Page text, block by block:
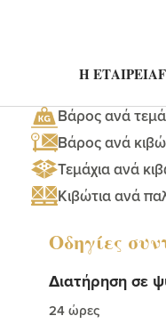
Η ΕΤΑΙΡΕΙΑ
Βάρος ανά
Βάρος ανά
Τεμάχια ανά
Κιβώτια ανά
Οδηγίες
Διατήρηση σε
24 ώρες